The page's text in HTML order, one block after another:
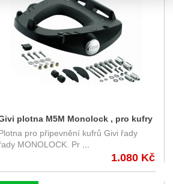
plotna M5M Monolock , pro kufry
řady Monolock
pro připevnění kufrů Givi řady
MONOLOCK. Pr...
1.080 Kč